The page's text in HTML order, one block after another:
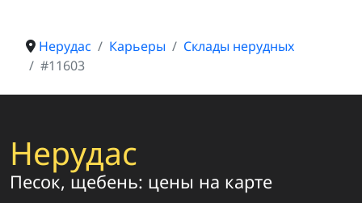
Нерудас Карьеры
Склады нерудных
#11603
Нерудас
Песок, щебень: цены на карте